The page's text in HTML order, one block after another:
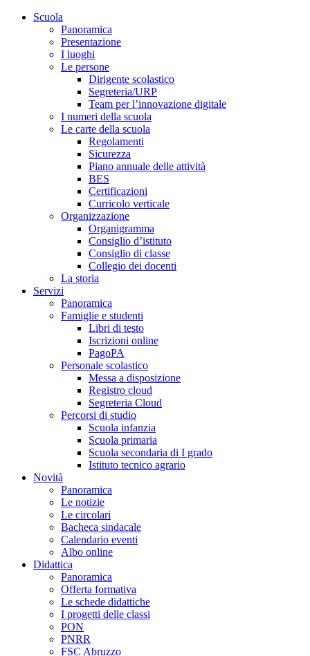
Scuola
Panoramica
Presentazione
I luoghi
Le persone
Dirigente scolastico
Segreteria/URP
Team per l’innovazione digitale
I numeri della scuola
Le carte della scuola
Regolamenti
Sicurezza
Piano annuale delle attività
BES
Certificazioni
Curricolo verticale
Organizzazione
Organigramma
Consiglio d’istituto
Consiglio di classe
Collegio dei docenti
La storia
Servizi
Panoramica
Famiglie e studenti
Libri di testo
Iscrizioni online
PagoPA
Personale scolastico
Messa a disposizione
Registro cloud
Segreteria Cloud
Percorsi di studio
Scuola infanzia
Scuola primaria
Scuola secondaria di I grado
Istituto tecnico agrario
Novità
Panoramica
Le notizie
Le circolari
Bacheca sindacale
Calendario eventi
Albo online
Didattica
Panoramica
Offerta formativa
Le schede didattiche
I progetti delle classi
PON
PNRR
FSC Abruzzo